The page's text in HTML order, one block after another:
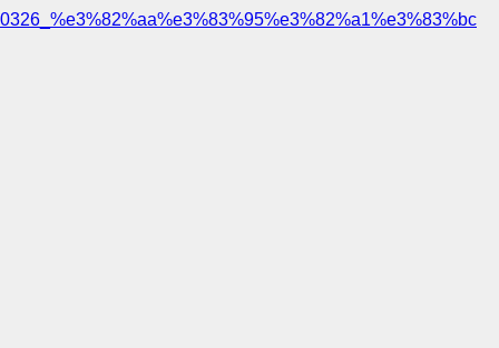
0326_%e3%82%aa%e3%83%95%e3%82%a1%e3%83%bc